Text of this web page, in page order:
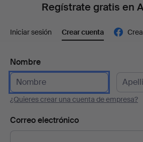
Regístrate gratis en
Iniciar sesión Crear cuenta
Nombre
¿Quieres crear una cuenta de empresa?
Correo electrónico